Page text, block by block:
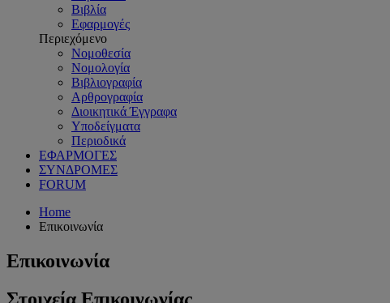
Βιβλία
Εφαρμογές
Περιεχόμενο
Νομοθεσία
Νομολογία
Βιβλιογραφία
Αρθρογραφία
Διοικητικά Έγγραφα
Υποδείγματα
Περιοδικά
ΕΦΑΡΜΟΓΕΣ
ΣΥΝΔΡΟΜΕΣ
FORUM
Home
Επικοινωνία
Επικοινωνία